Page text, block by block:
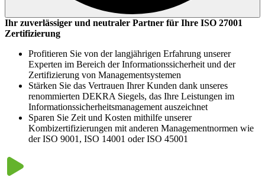
Mit der Veröffentlichung der ISO/IEC 27006-1:2024 wurden
wesentliche Neuerungen eingeführt, die die Rahmenbedingungen
für Audits und Zertifizierungen von Informationssicherheits-
Managementsystemen präzisieren und aktualisieren. Die wichtigsten
Änderungen umfassen:
Auditzeitkalkulation:Einführung eines Konzepts für
identische Tätigkeiten verschiedener Personen, neue
Richtlinien für Geltungsbereichserweiterungen und
verfeinerte Berechnungsmethoden für mehrere Standorte
Anforderungen an Auditoren:Streichung der quantitativen
Vorgaben für die Berufserfahrung und Ausbildung von ISMS-
Ihr zuverlässiger und neutraler Partner für Ihre ISO 27001
Zertifizierung
Profitieren Sie von der langjährigen Erfahrung unserer
Experten im Bereich der Informationssicherheit und der
Zertifizierung von Managementsystemen
Stärken Sie das Vertrauen Ihrer Kunden dank unseres
renommierten DEKRA Siegels, das Ihre Leistungen im
Informationssicherheitsmanagement auszeichnet
Sparen Sie Zeit und Kosten mithilfe unserer
Kombizertifizierungen mit anderen Managementnormen wie
der ISO 9001, ISO 14001 oder ISO 45001